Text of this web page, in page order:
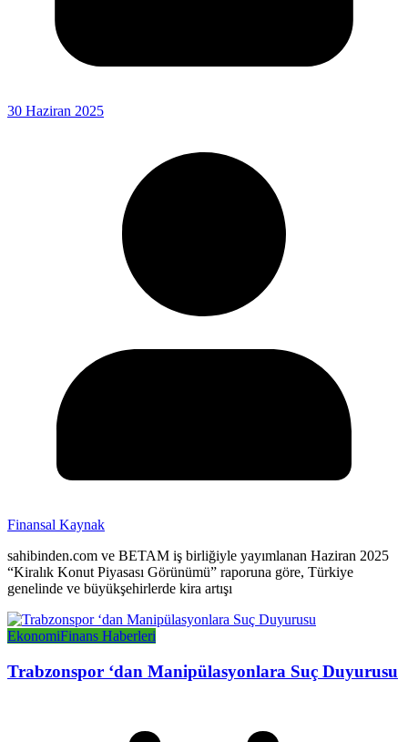
30 Haziran 2025
Finansal Kaynak
sahibinden.com ve BETAM iş birliğiyle yayımlanan Haziran 2025
“Kiralık Konut Piyasası Görünümü” raporuna göre, Türkiye
genelinde ve büyükşehirlerde kira artışı
EkonomiFinans Haberleri
Trabzonspor ‘dan Manipülasyonlara Suç Duyurusu